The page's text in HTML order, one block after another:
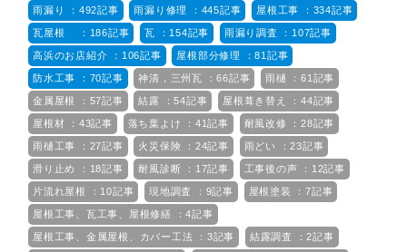
雨漏り ：492記事 雨漏り修理 ：445記事 屋根工事 ：334記事
瓦屋根 ：186記事 瓦 ：154記事 雨漏り調査 ：107記事
高浜のお店紹介 ：106記事 屋根部分修理 ：81記事
防水工事 ：70記事 神清，三州瓦 ：66記事 雨樋 ：61記事
金属屋根 ：57記事 結露 ：54記事 屋根葺き替え ：44記事
屋根材 ：43記事 落ち葉よけ ：41記事 耐風改修 ：28記事
雨樋工事 ：27記事 火災保険 ：24記事 雨どい ：23記事
滑り止め ：18記事 耐風診断 ：17記事 工事後の声 ：12記事
片流れ屋根 ：10記事 現地調査 ：9記事 屋根塗装 ：7記事
屋根工事、瓦工事、屋根修繕 ：4記事
屋根工事、金属屋根、カバー工法 ：3記事 結露調査 ：2記事